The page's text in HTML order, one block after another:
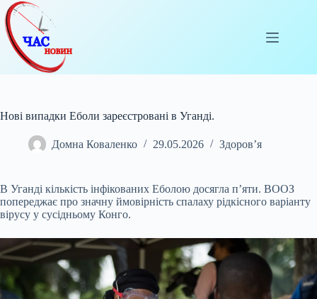
Перейти
до
вмісту
Нові випадки Еболи зареєстровані в Уганді.
Домна Коваленко 29.05.2026 Здоров’я
В Уганді кількість інфікованих Еболою досягла п’яти. ВООЗ
попереджає про значну ймовірність спалаху рідкісного варіанту
вірусу у сусідньому Конго.